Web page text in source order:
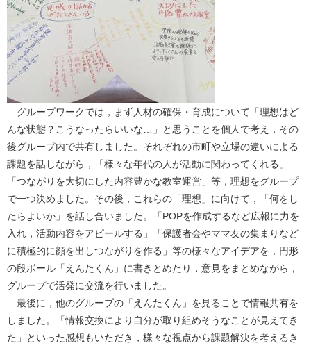
グループワークでは，まず人材の確保・育成について「理想はど
んな状態？こうなったらいいな…」と思うことを個人で考え，その
後グループ内で共有しました。それぞれの市町や立場の違いによる
課題を話しながら，「様々な年代の人が活動に関わってくれる」
「つながりを大切にした内容豊かな教室運営」等，理想をグループ
で一つ決めました。その後，これらの「理想」に向けて，「何をし
たらよいか」を話し合いました。「POPを作成するなど広報に力を
入れ，活動内容をアピールする」「保護者会やママ友の集まりなど
に積極的に顔を出しつながりを作る」等の様々なアイデアを，円形
の段ボール「えんたくん」に書きとめたり，意見をまとめながら，
グループで活発に交流を行いました。
最後に，他のグループの「えんたくん」を見ることで情報共有を
しました。「情報交換により自分が取り組めそうなことが見えてき
た」といった感想もいただき，様々な視点から課題解決を考えるき